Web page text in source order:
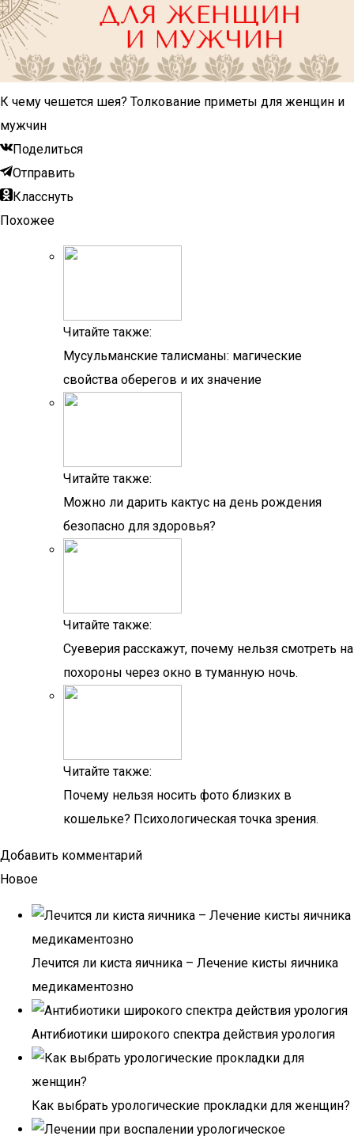
К чему чешется шея? Толкование приметы для женщин и
мужчин
Поделиться
Отправить
Класснуть
Похожее
Читайте также:
Мусульманские талисманы: магические
свойства оберегов и их значение
Читайте также:
Можно ли дарить кактус на день рождения
безопасно для здоровья?
Читайте также:
Суеверия расскажут, почему нельзя смотреть на
похороны через окно в туманную ночь.
Читайте также:
Почему нельзя носить фото близких в
кошельке? Психологическая точка зрения.
Добавить комментарий
Новое
Лечится ли киста яичника – Лечение кисты яичника
медикаментозно
Антибиотики широкого спектра действия урология
Как выбрать урологические прокладки для женщин?